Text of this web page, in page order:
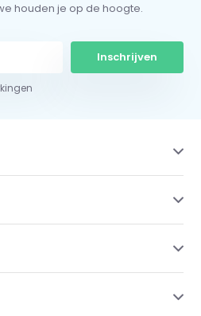
houden je op de hoogte.
Inschrijven